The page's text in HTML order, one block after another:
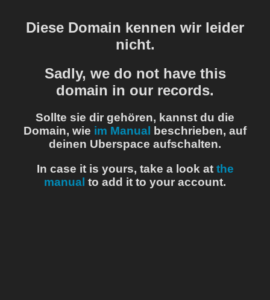
Diese Domain kennen wir leider
nicht.
Sadly, we do not have this
domain in our records.
Sollte sie dir gehören, kannst du die
Domain, wie im Manual beschrieben, auf
deinen Uberspace aufschalten.
In case it is yours, take a look at the
manual to add it to your account.